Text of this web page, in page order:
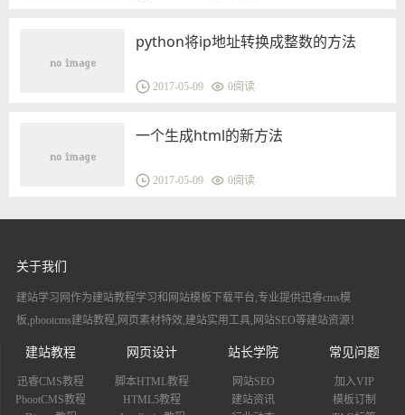
python将ip地址转换成整数的方法
2017-05-09 0阅读
一个生成html的新方法
2017-05-09 0阅读
关于我们
建站学习网作为建站教程学习和网站模板下载平台,专业提供迅睿cms模
板,pbootcms建站教程,网页素材特效,建站实用工具,网站SEO等建站资源！
建站教程
迅睿CMS教程
PbootCMS教程
网页设计
脚本HTML教程
HTML5教程
站长学院
网站SEO
建站资讯
常见问题
加入VIP
模板订制